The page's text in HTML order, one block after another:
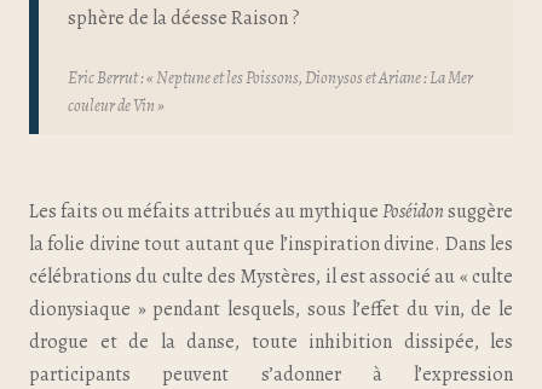
sphère de la déesse Raison ?
Eric Berrut :« Neptune et les Poissons, Dionysos et Ariane : La Mer
couleur de Vin »
Les faits ou méfaits attribués au mythiquePoséidonsuggère
la folie divine tout autant que l’inspiration divine. Dans les
célébrations du culte des Mystères, il est associé au « culte
dionysiaque » pendant lesquels, sous l’effet du vin, de le
drogue et de la danse, toute inhibition dissipée, les
participants peuvent s’adonner à l’expression